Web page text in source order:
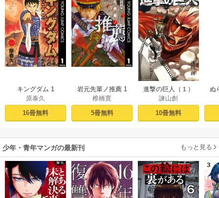
キングダム 1
原泰久
16冊無料
岩元先輩ノ推薦 1
椎橋寛
5冊無料
進撃の巨人（１）
諫山創
10冊無料
ぬ
少年・青年マンガの最新刊 もっと見る